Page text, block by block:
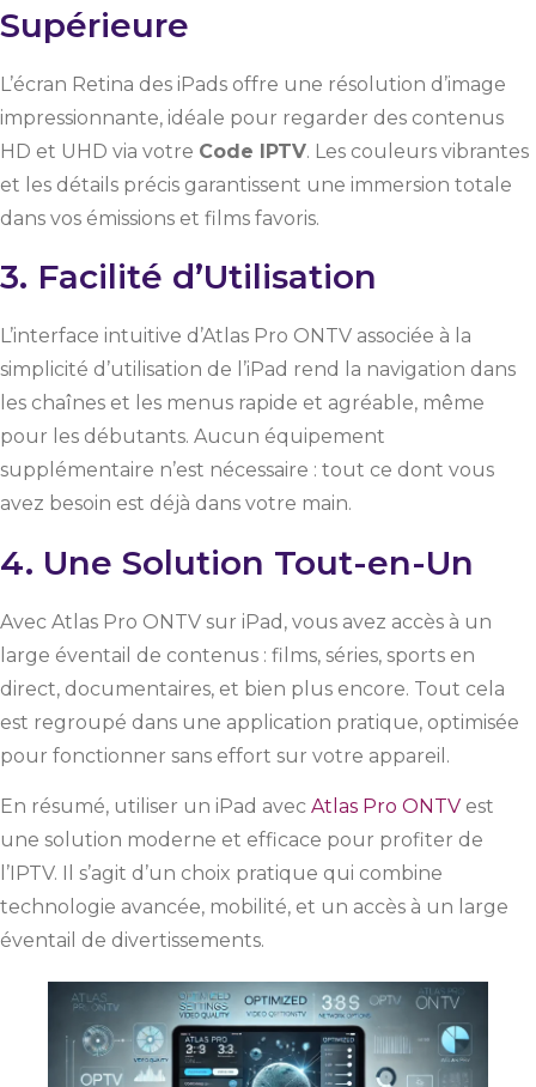
Supérieure
L’écran Retina des iPads offre une résolution d’image
impressionnante, idéale pour regarder des contenus
HD et UHD via votre Code IPTV. Les couleurs vibrantes
et les détails précis garantissent une immersion totale
dans vos émissions et films favoris.
3. Facilité d’Utilisation
L’interface intuitive d’Atlas Pro ONTV associée à la
simplicité d’utilisation de l’iPad rend la navigation dans
les chaînes et les menus rapide et agréable, même
pour les débutants. Aucun équipement
supplémentaire n’est nécessaire : tout ce dont vous
avez besoin est déjà dans votre main.
4. Une Solution Tout-en-Un
Avec Atlas Pro ONTV sur iPad, vous avez accès à un
large éventail de contenus : films, séries, sports en
direct, documentaires, et bien plus encore. Tout cela
est regroupé dans une application pratique, optimisée
pour fonctionner sans effort sur votre appareil.
En résumé, utiliser un iPad avec Atlas Pro ONTV est
une solution moderne et efficace pour profiter de
l’IPTV. Il s’agit d’un choix pratique qui combine
technologie avancée, mobilité, et un accès à un large
éventail de divertissements.